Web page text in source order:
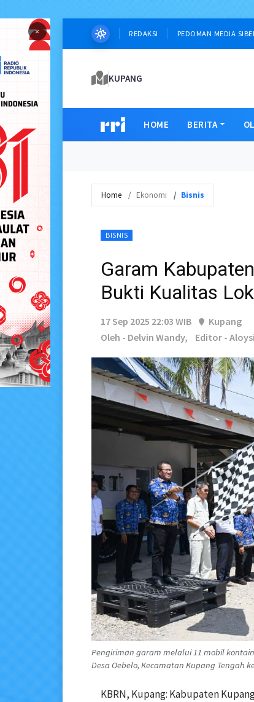
× REDAKSI PEDOMAN MEDIA
KUPANG
HOME BERITA
Home Ekonomi Bisnis
BISNIS
Garam
Bukti Kualitas
17 Sep 2025 22:03 WIB
Kupang
Oleh - Delvin Wandy,
Editor -
Pengiriman garam melalui 11 mobil
Desa Oebelo, Kecamatan Kupang Tengah
KBRN, Kupang: Kabupaten